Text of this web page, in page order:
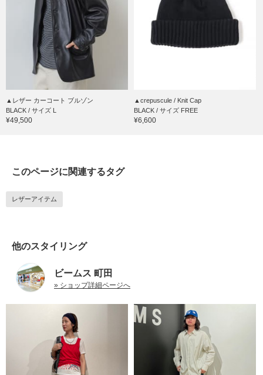
▲レザー カーコート ブルゾン
BLACK / サイズ L
¥49,500
▲crepuscule / Knit Cap
BLACK / サイズ FREE
¥6,600
このページに関連するタグ
レザーアイテム
他のスタイリング
ビームス 町田
» ショップ詳細ページへ